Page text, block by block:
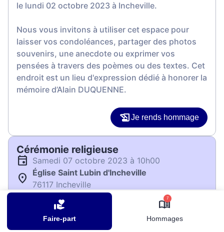
Faire-part
7
Hommages
le lundi 02 octobre 2023 à Incheville.
Nous vous invitons à utiliser cet espace pour
laisser vos condoléances, partager des photos
souvenirs, une anecdote ou exprimer vos
pensées à travers des poèmes ou des textes. Cet
endroit est un lieu d'expression dédié à honorer la
mémoire d’Alain DUQUENNE.
Je rends hommage
Cérémonie religieuse
samedi 07 octobre 2023 à 10h00
Église Saint Lubin d'Incheville
76117 Incheville
Je rends hommage